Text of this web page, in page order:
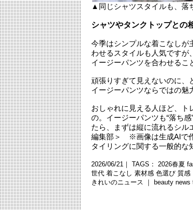
▲同じシャツスタイルも、落
シャツやタンクトップとの
今季はシンプルな着こなしが
わせるスタイルも人気ですが
イージーパンツを合わせるこ
頑張りすぎて見えないのに、
イージーパンツならではの魅
おしゃれに見える人ほど、ト
の。イージーパンツも“落ち
たら、まずは縦に流れるシル
編集部＞ ※画像は生成AIで
タイリングに関する一般的な
2026/06/21｜ TAGS： 2026春夏
世代 着こなし 素材感 色選び 質感
きれいのニュース ｜ beauty news